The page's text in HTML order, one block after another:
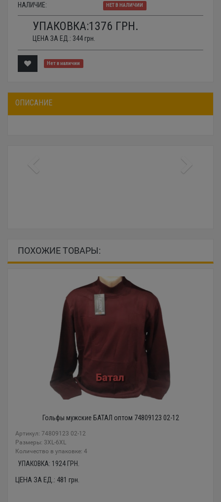
НАЛИЧИЕ:
НЕТ В НАЛИЧИИ
УПАКОВКА:1376 ГРН.
ЦЕНА ЗА ЕД.: 344 грн.
Нет в наличии
ОПИСАНИЕ
ПОХОЖИЕ ТОВАРЫ:
Гольфы мужские БАТАЛ оптом 74809123 02-12
Артикул: 74809123 02-12
Размеры: 3XL-6XL
Количество в упаковке: 4
УПАКОВКА: 1924 ГРН.
ЦЕНА ЗА ЕД.: 481 грн.